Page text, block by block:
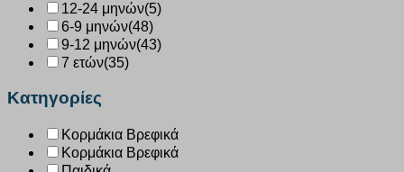
12-24 μηνών(5)
6-9 μηνών(48)
9-12 μηνών(43)
7 ετών(35)
Κατηγορίες
Κορμάκια Βρεφικά
Κορμάκια Βρεφικά